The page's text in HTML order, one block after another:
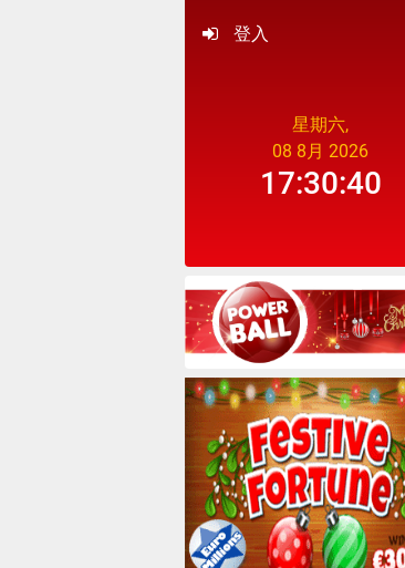
登入
星期六,
08 8月 2026
17:30:40